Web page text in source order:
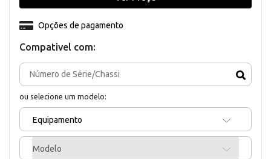
Compativel com:
ou selecione um modelo:
Equipamento
Modelo
Opções de pagamento